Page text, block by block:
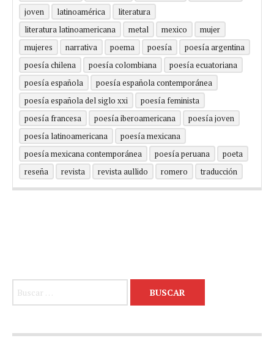
joven
latinoamérica
literatura
literatura latinoamericana
metal mexico
mujer
mujeres
narrativa poema poesía
poesía argentina
poesía chilena
poesía colombiana
poesía ecuatoriana
poesía española
poesía española contemporánea
poesía española del siglo xxi
poesía feminista
poesía francesa
poesía iberoamericana
poesía joven
poesía latinoamericana
poesía mexicana
poesía mexicana contemporánea
poesía peruana
poeta
reseña
revista revista aullido romero traducción